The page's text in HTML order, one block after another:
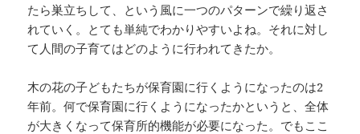
たら巣立ちして、という風に一つのパターンで繰り返さ
れていく。とても単純でわかりやすいよね。それに対し
て人間の子育てはどのように行われてきたか。
木の花の子どもたちが保育園に行くようになったのは2
年前。何で保育園に行くようになったかというと、全体
が大きくなって保育所的機能が必要になった。でもここ